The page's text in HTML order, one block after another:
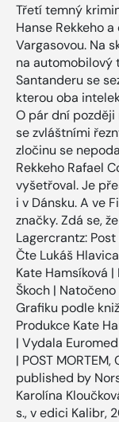
Třetí temný
Hanse Rekkeho
Vargasovou. Na
na automobilový
Santanderu se
kterou oba
O pár dní
se zvláštními
zločinu se
Rekkeho Rafael
vyšetřoval. Je
i v Dánsku. A ve
značky. Zdá se,
Lagercrantz:
Čte Lukáš
Kate Hamsíková
Škoch |
Grafiku podle
Produkce Kate
| Vydala
| POST
published by
Karolína
s., v edici Kalibr,